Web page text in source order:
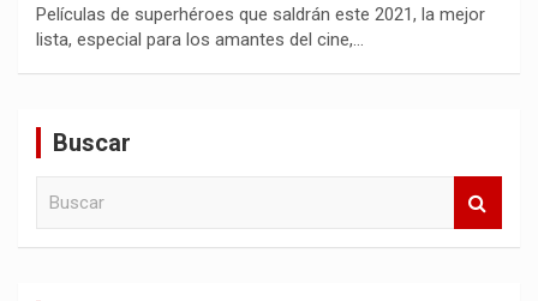
Películas de superhéroes que saldrán este 2021, la mejor
lista, especial para los amantes del cine,…
Buscar